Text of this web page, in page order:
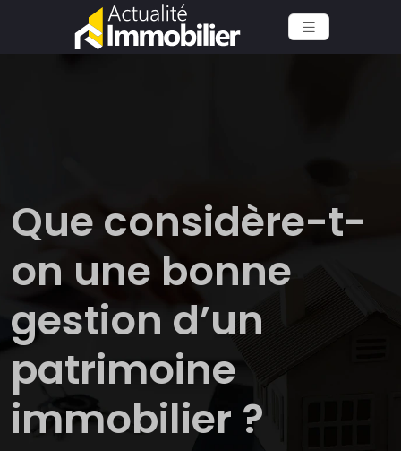
Que considère-t-
on une bonne
gestion d’un
patrimoine
immobilier ?